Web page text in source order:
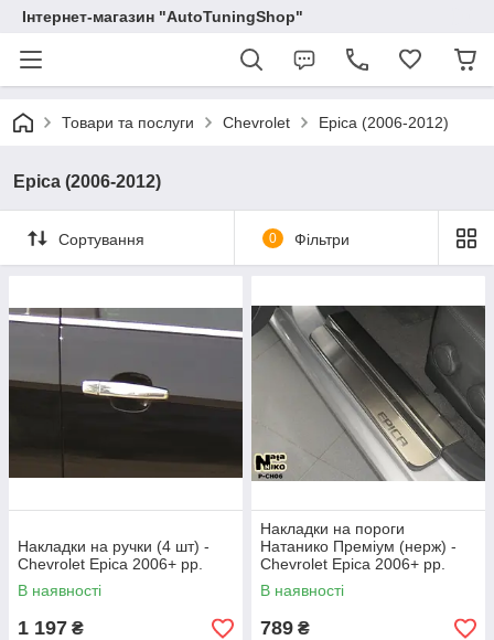
Інтернет-магазин "AutoTuningShop"
Товари та послуги Chevrolet Epica (2006-2012)
Epica (2006-2012)
Сортування 0 Фільтри
Накладки на ручки (4 шт) -
Chevrolet Epica 2006+ рр.
В наявності
1 197 ₴
Накладки на пороги
Натанико Преміум (нерж) -
Chevrolet Epica 2006+ рр.
В наявності
789 ₴